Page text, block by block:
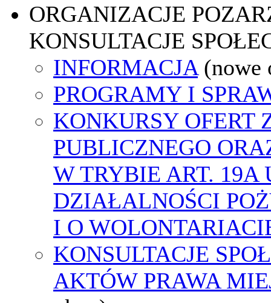
ORGANIZACJE
KONSULTACJE
INFORMACJA (nowe
PROGRAMY I
KONKURSY OFERT
PUBLICZNEGO
W TRYBIE ART. 19A
DZIAŁALNOŚCI
I O
KONSULTACJE
AKTÓW PRAWA